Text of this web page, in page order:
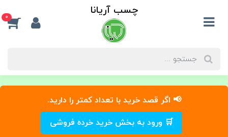
📢 اگر قصد خرید با تعداد کمتر را دارید.
🛒 ورود به بخش خرید خرده فروشی
چسب آریانا 0